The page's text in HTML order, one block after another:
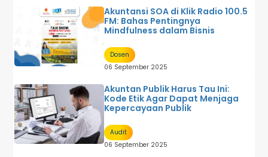
Akuntansi SOA di Klik Radio 100.5
FM: Bahas Pentingnya
Mindfulness dalam Bisnis
Dosen
06 September 2025
Akuntan Publik Harus Tau Ini:
Kode Etik Agar Dapat Menjaga
Kepercayaan Publik
Audit
06 September 2025